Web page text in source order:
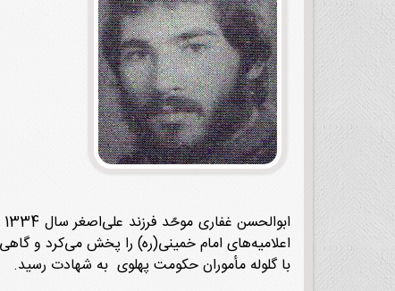
با گلوله مأموران حکومت پهلوی به شهادت رسید.